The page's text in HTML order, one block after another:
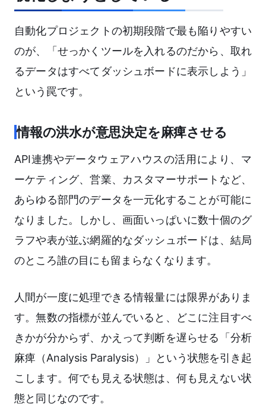
自動化プロジェクトの初期段階で最も陥りやすい
のが、「せっかくツールを入れるのだから、取れ
るデータはすべてダッシュボードに表示しよう」
という罠です。
情報の洪水が意思決定を麻痺させる
API連携やデータウェアハウスの活用により、マ
ーケティング、営業、カスタマーサポートなど、
あらゆる部門のデータを一元化することが可能に
なりました。しかし、画面いっぱいに数十個のグ
ラフや表が並ぶ網羅的なダッシュボードは、結局
のところ誰の目にも留まらなくなります。
人間が一度に処理できる情報量には限界がありま
す。無数の指標が並んでいると、どこに注目すべ
きかが分からず、かえって判断を遅らせる「分析
麻痺（Analysis Paralysis）」という状態を引き起
こします。何でも見える状態は、何も見えない状
態と同じなのです。